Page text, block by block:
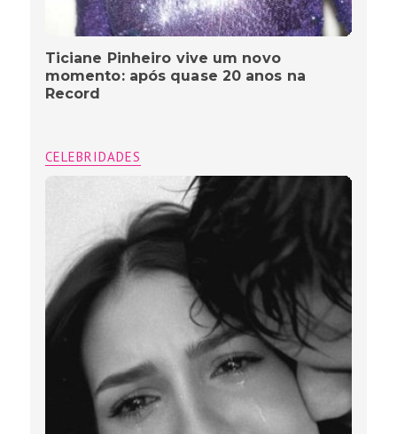
Ticiane Pinheiro vive um novo
momento: após quase 20 anos na
Record
CELEBRIDADES